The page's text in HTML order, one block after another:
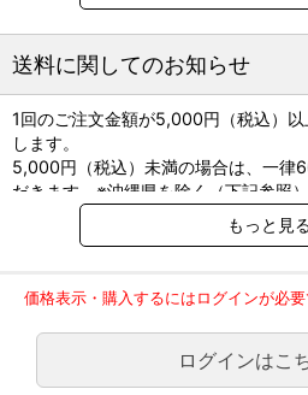
送料に関してのお知らせ
1回のご注文金額が5,000円（税込）
します。
5,000円（税込）未満の場合は、一律
だきます。※沖縄県を除く（下記参照）
※2017年11月14日（火）より沖縄県へ
回のご注文金額（税込）が、30,000
ご了承のほどよろしくお願い致します。
弊社都合でお届けが２回以上に分かれ
のみで新たな送料は発生しません。
大型商品送料が必要な商品をご注文の
負担頂きます。
もっと見
価格表示・購入するにはログインが必要
ログインはこ